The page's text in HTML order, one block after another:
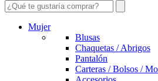
Mujer
Blusas
Chaquetas / Abrigos
Pantalón
Carteras / Bolsos /